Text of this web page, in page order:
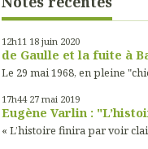
12h11 18 juin 2020
de Gaulle et la fuite à
Le 29 mai 1968, en pleine
17h44 27 mai 2019
Eugène Varlin :
« L’histoire finira par voir